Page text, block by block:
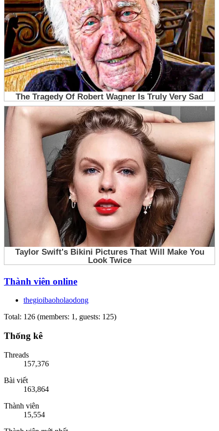
Thành viên online
thegioibaoholaodong
Total: 126 (members: 1, guests: 125)
Thống kê
Threads
157,376
Bài viết
163,864
Thành viên
15,554